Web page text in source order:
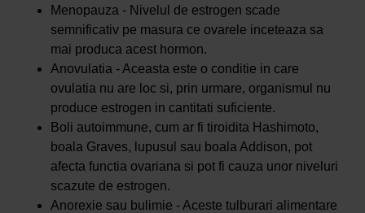
Menopauza - Nivelul de estrogen scade
semnificativ pe masura ce ovarele inceteaza sa
mai produca acest hormon.
Anovulatia - Aceasta este o conditie in care
ovulatia nu are loc si, prin urmare, organismul nu
produce estrogen in cantitati suficiente.
Boli autoimmune, cum ar fi tiroidita Hashimoto,
boala Graves, lupusul sau boala Addison, pot
afecta functia ovariana si pot fi cauza unor niveluri
scazute de estrogen.
Anorexie sau bulimie - Aceste tulburari alimentare